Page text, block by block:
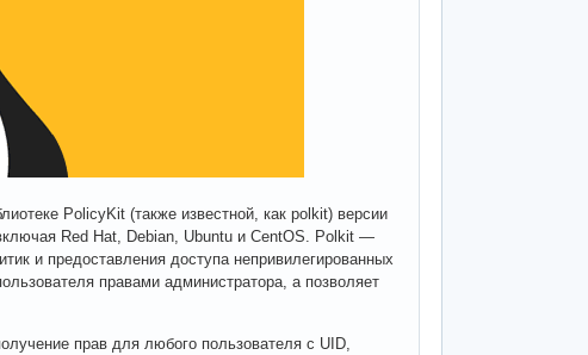
PolicyKit (также известной, как polkit) версии
Red Hat, Debian, Ubuntu и CentOS. Polkit —
и предоставления доступа непривилегированных
правами администратора, а позволяет
прав для любого пользователя с UID,